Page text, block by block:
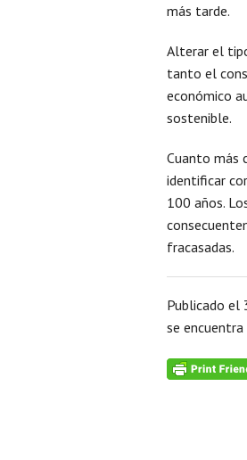
más tarde.
Alterar el
tanto el
económico
sostenible.
Cuanto más
identificar
100 años.
fracasadas.
Publicado el
se encuentra